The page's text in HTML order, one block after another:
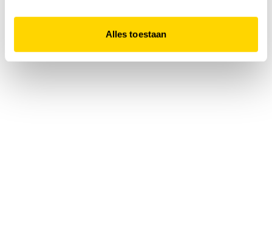
Alles toestaan